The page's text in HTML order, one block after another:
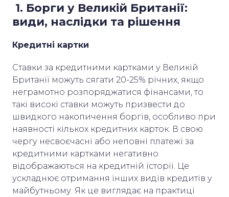
1. Борги у Великій Британії:
види, наслідки та рішення
Кредитні картки
Cтавки за кредитними картками у Великій
Британії можуть сягати 20-25% річних, якщо
неграмотно розпоряджатися фінансами, то
такі високі ставки можуть призвести до
швидкого накопичення боргів, особливо при
наявності кількох кредитних карток. В свою
чергу несвоєчасні або неповні платежі за
кредитними картками негативно
відображаються на кредитній історії. Це
ускладнює отримання інших видів кредитів у
майбутньому. Як це виглядає на практиці